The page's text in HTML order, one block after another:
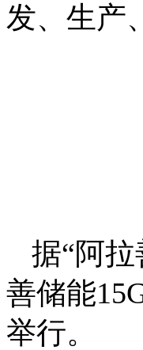
发、生产
据“阿
善储能
举行。